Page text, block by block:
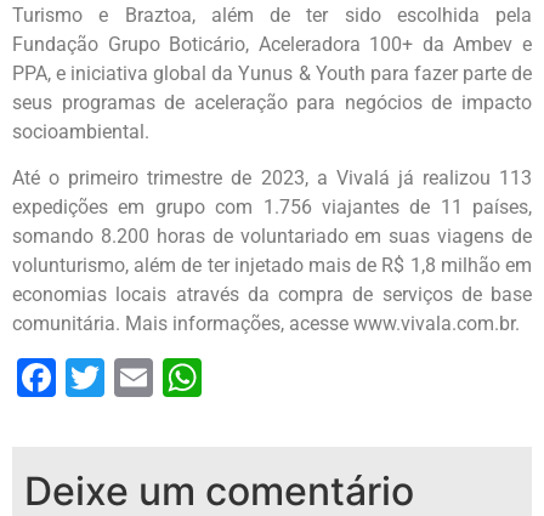
Turismo e Braztoa, além de ter sido escolhida pela
Fundação Grupo Boticário, Aceleradora 100+ da Ambev e
PPA, e iniciativa global da Yunus & Youth para fazer parte de
seus programas de aceleração para negócios de impacto
socioambiental.
Até o primeiro trimestre de 2023, a Vivalá já realizou 113
expedições em grupo com 1.756 viajantes de 11 países,
somando 8.200 horas de voluntariado em suas viagens de
volunturismo, além de ter injetado mais de R$ 1,8 milhão em
economias locais através da compra de serviços de base
comunitária. Mais informações, acesse www.vivala.com.br.
Facebook
Twitter
Email
Deixe um comentário